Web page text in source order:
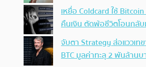
เหยื่อ Coldcard ใช้
คืนเงิน ตัดพ้อชีวิตโอนกลั
จับตา Strategy ส่อแววเท
BTC มูลค่าทะลุ 2 พันล้าน